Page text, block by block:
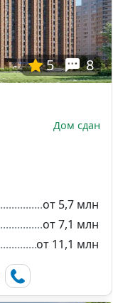
5
8
Дом сдан
от 5,7 млн
от 7,1 млн
от 11,1 млн